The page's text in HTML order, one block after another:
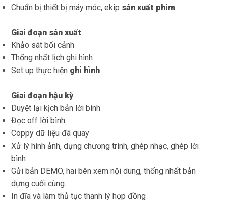
Chuẩn bị thiết bị máy móc, ekip sản xuất phim
Giai đoạn sản xuất
Khảo sát bối cảnh
Thống nhất lịch ghi hình
Set up thực hiện ghi hình
Giai đoạn hậu kỳ
Duyệt lại kịch bản lời bình
Đọc off lời bình
Coppy dữ liệu đã quay
Xử lý hình ảnh, dựng chương trình, ghép nhạc, ghép lời
bình
Gửi bản DEMO, hai bên xem nội dung, thống nhất bản
dựng cuối cùng.
In đĩa và làm thủ tục thanh lý hợp đồng